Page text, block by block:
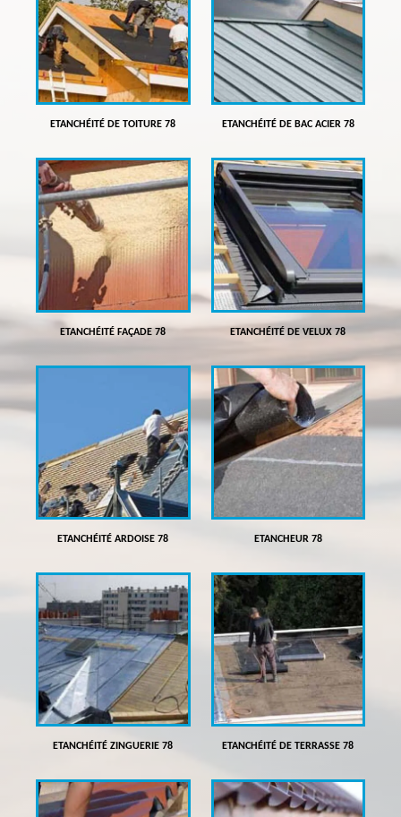
ETANCHÉITÉ DE TOITURE 78 ETANCHÉITÉ DE BAC ACIER 78
ETANCHÉITÉ FAÇADE 78 ETANCHÉITÉ DE VELUX 78
ETANCHÉITÉ ARDOISE 78 ETANCHEUR 78
ETANCHÉITÉ ZINGUERIE 78 ETANCHÉITÉ DE TERRASSE 78